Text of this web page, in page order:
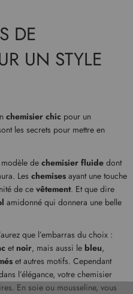
DE
UN STYLE
chemisier chic pour un
les secrets pour mettre en
de chemisier fluide dont
Les chemises ayant une touche
de ce vêtement. Et que dire
amidonné qui donnera une belle
que l’embarras du choix :
et noir, mais aussi le bleu,
et autres motifs. Cependant
l’élégance, votre chemisier
En soie ou mousseline, vous